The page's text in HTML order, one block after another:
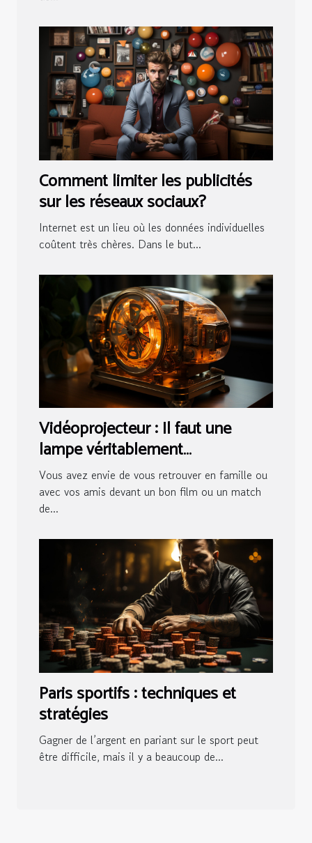
Comment limiter les publicités
sur les réseaux sociaux?
Internet est un lieu où les données individuelles
coûtent très chères. Dans le but...
Vidéoprojecteur : Il faut une
lampe véritablement
fonctionnelle !I
Vous avez envie de vous retrouver en famille ou
avec vos amis devant un bon film ou un match
de...
Paris sportifs : techniques et
stratégies
Gagner de l’argent en pariant sur le sport peut
être difficile, mais il y a beaucoup de...